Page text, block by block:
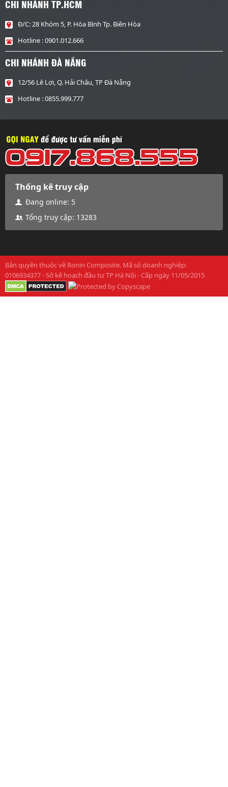
CHI NHÁNH TP.HCM
Đ/C: 28 Khóm 5, P. Hòa Bình Tp. Biên Hòa
Hotline : 0901.012.666
CHI NHÁNH ĐÀ NẴNG
12/56 Lê Lợi, Q. Hải Châu, TP Đà Nẵng
Hotline : 0855.999.777
Thống kê truy cập
Đang online: 5
Tổng truy cập: 13283
Bản quyền thuộc về Ronin Composite. Mã số doanh nghiệp:
0106934377 - Sở kế hoạch đầu tư TP Hà Nội - Cấp ngày 11/05/2015